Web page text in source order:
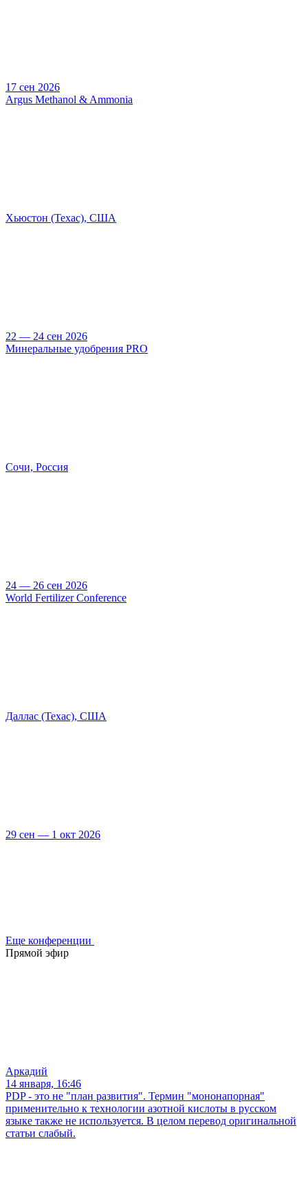
17 сен 2026
Argus Methanol & Ammonia
Хьюстон (Техас), США
22 — 24 сен 2026
Минеральные удобрения PRO
Сочи, Россия
24 — 26 сен 2026
World Fertilizer Conference
Даллас (Техас), США
29 сен — 1 окт 2026
Еще конференции
Прямой эфир
Аркадий
14 января, 16:46
PDP - это не "план развития". Термин "мононапорная"
применительно к технологии азотной кислоты в русском
языке также не используется. В целом перевод оригинальной
статьи слабый.